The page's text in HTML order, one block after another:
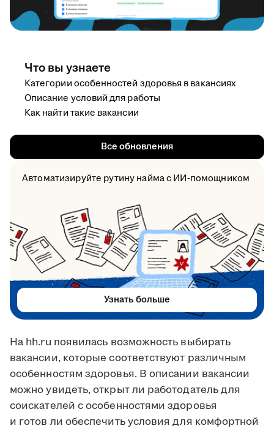
На hh.ru появилась возможность выбирать
вакансии, которые соответствуют различным
особенностям здоровья. В описании вакансии
можно увидеть, открыт ли работодатель для
соискателей с особенностями здоровья
и готов ли обеспечить условия для комфортной
Что вы узнаете
Категории особенностей здоровья в вакансиях
Описание условий для работы
Как найти такие вакансии
Все обновления
Автоматизируйте рутину найма с ИИ-помощником
Узнать больше